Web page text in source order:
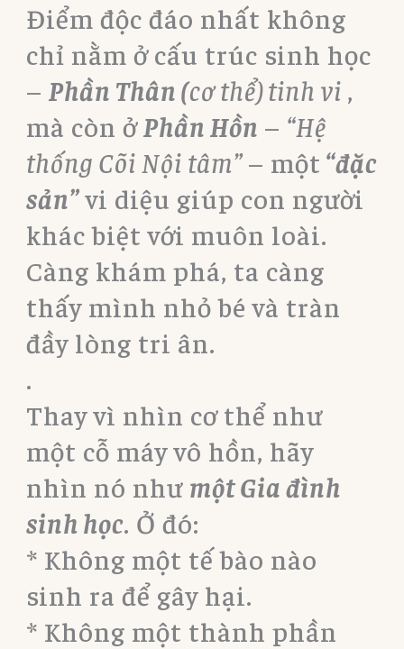
Điểm độc đáo nhất không
chỉ nằm ở cấu trúc sinh học
– Phần Thân(cơ thể) tinh vi ,
mà còn ởPhần Hồn – “Hệ
thống Cõi Nội tâm”– một “đặc
sản”vi diệu giúp con người
khác biệt với muôn loài.
Càng khám phá, ta càng
thấy mình nhỏ bé và tràn
đầy lòng tri ân.
.
Thay vì nhìn cơ thể như
một cỗ máy vô hồn, hãy
nhìn nó như một Gia đình
sinh học. Ở đó:
* Không một tế bào nào
sinh ra để gây hại.
* Không một thành phần